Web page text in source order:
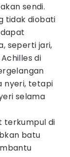
sendi.
tidak diobati
seperti jari,
di
nyeri, tetapi
selama
terkumpul di
batu